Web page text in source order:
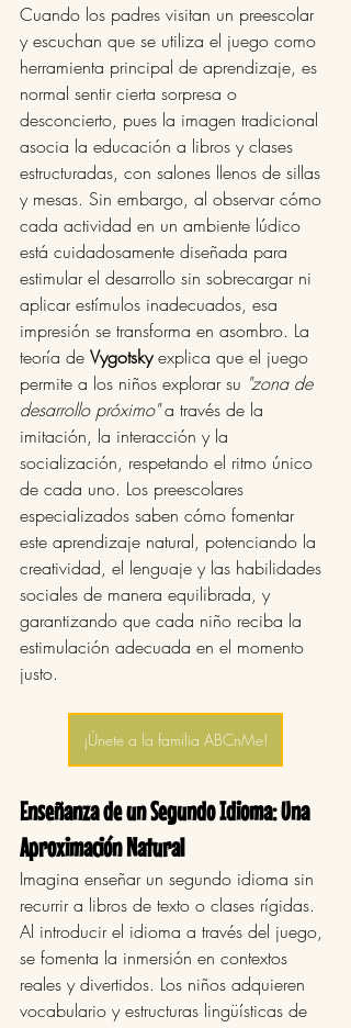
Cuando los padres visitan un preescolar
y escuchan que se utiliza el juego como
herramienta principal de aprendizaje, es
normal sentir cierta sorpresa o
desconcierto, pues la imagen tradicional
asocia la educación a libros y clases
estructuradas, con salones llenos de sillas
y mesas. Sin embargo, al observar cómo
cada actividad en un ambiente lúdico
está cuidadosamente diseñada para
estimular el desarrollo sin sobrecargar ni
aplicar estímulos inadecuados, esa
impresión se transforma en asombro. La
teoría de Vygotsky explica que el juego
permite a los niños explorar su "zona de
desarrollo próximo" a través de la
imitación, la interacción y la
socialización, respetando el ritmo único
de cada uno. Los preescolares
especializados saben cómo fomentar
este aprendizaje natural, potenciando la
creatividad, el lenguaje y las habilidades
sociales de manera equilibrada, y
garantizando que cada niño reciba la
estimulación adecuada en el momento
justo.
¡Únete a la familia ABCnMe!
Enseñanza de un Segundo Idioma: Una
Aproximación Natural
Imagina enseñar un segundo idioma sin
recurrir a libros de texto o clases rígidas.
Al introducir el idioma a través del juego,
se fomenta la inmersión en contextos
reales y divertidos. Los niños adquieren
vocabulario y estructuras lingüísticas de